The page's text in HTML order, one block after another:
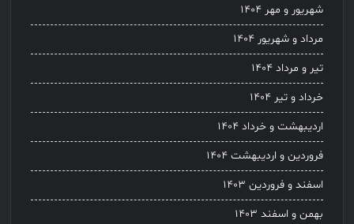
شهریور و مهر ۱۴۰۴
مرداد و شهریور ۱۴۰۴
تیر و مرداد ۱۴۰۴
خرداد و تیر ۱۴۰۴
اردیبهشت و خرداد ۱۴۰۴
فروردین و اردیبهشت ۱۴۰۴
اسفند و فروردین ۱۴۰۳
بهمن و اسفند ۱۴۰۳